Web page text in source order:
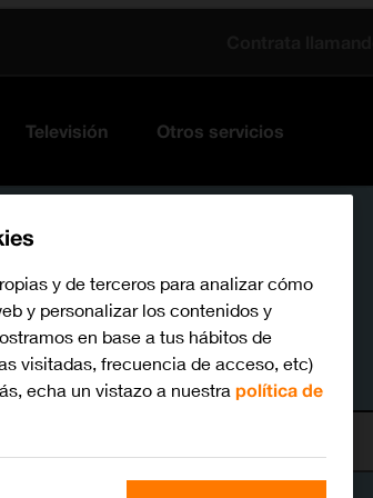
Televisión Otros servicios
y de terceros para analizar cómo
y personalizar los contenidos y
en base a tus hábitos de
visitadas, frecuencia de acceso, etc)
echa un vistazo a nuestra política de